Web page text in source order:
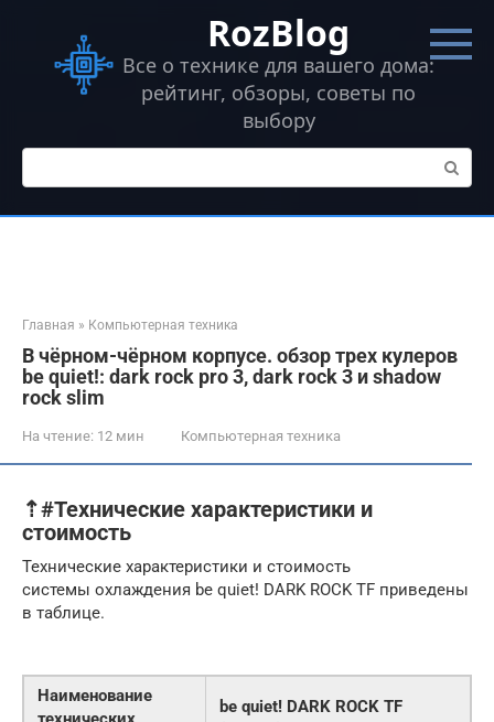
контенту
RozBlog
Все о технике для вашего дома:
рейтинг, обзоры, советы по
выбору
Поиск:
Главная » Компьютерная техника
В чёрном-чёрном корпусе. обзор трех кулеров
be quiet!: dark rock pro 3, dark rock 3 и shadow
rock slim
На чтение: 12 мин Компьютерная техника
⇡#Технические характеристики и
стоимость
Технические характеристики и стоимость
системы охлаждения be quiet! DARK ROCK TF приведены
в таблице.
Наименование
be quiet! DARK ROCK TF